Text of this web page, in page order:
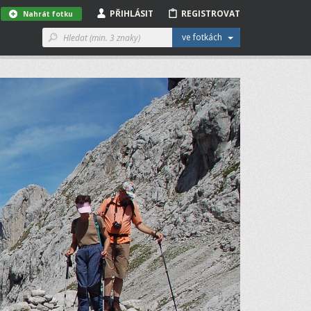
ve fotkách
REGISTROVAT
PŘIHLÁSIT
Nahrát fotku